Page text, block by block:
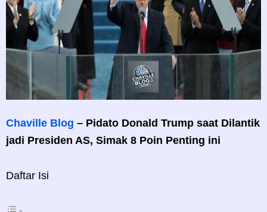
Chaville Blog – Pidato Donald Trump saat Dilantik
jadi Presiden AS, Simak 8 Poin Penting ini
Daftar Isi